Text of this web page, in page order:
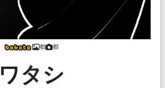
都 都
ワタシ